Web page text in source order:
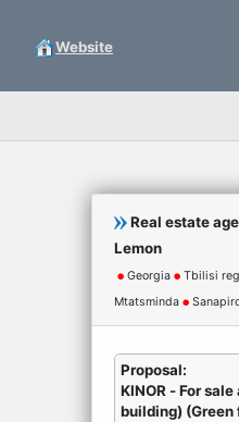
Website
Real estate
Lemon
Georgia Tbilisi
Mtatsminda
Proposal:
KINOR - For
building) (Green